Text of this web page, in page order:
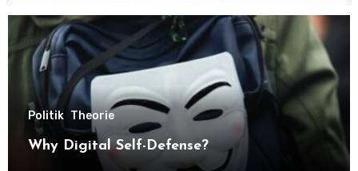
Politik Theorie
Why Digital Self-Defense?